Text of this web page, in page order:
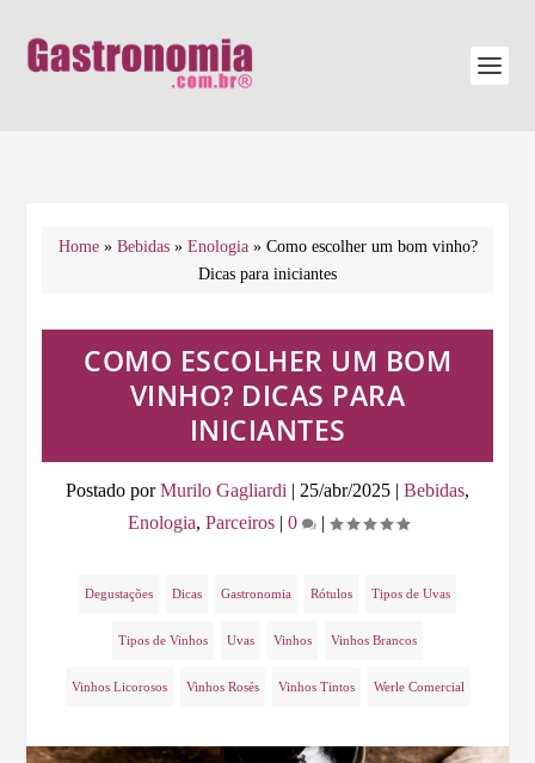
Home» Bebidas» Enologia» Como escolher um bom vinho?
Dicas para iniciantes
COMO ESCOLHER UM BOM
VINHO? DICAS PARA
INICIANTES
Postado porMurilo Gagliardi | 25/abr/2025 | Bebidas,
Enologia, Parceiros| 0 |
Degustações Dicas Gastronomia Rótulos Tipos de Uvas
Tipos de Vinhos Uvas Vinhos Vinhos Brancos
Vinhos Licorosos Vinhos Rosés Vinhos Tintos Werle Comercial